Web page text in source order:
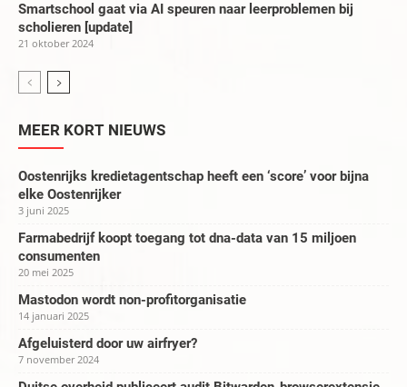
Smartschool gaat via AI speuren naar leerproblemen bij
scholieren [update]
21 oktober 2024
MEER KORT NIEUWS
Oostenrijks kredietagentschap heeft een ‘score’ voor bijna
elke Oostenrijker
3 juni 2025
Farmabedrijf koopt toegang tot dna-data van 15 miljoen
consumenten
20 mei 2025
Mastodon wordt non-profitorganisatie
14 januari 2025
Afgeluisterd door uw airfryer?
7 november 2024